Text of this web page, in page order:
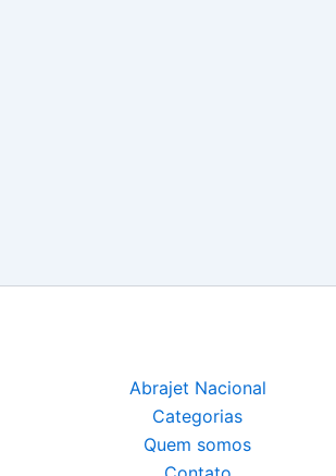
Abrajet Nacional
Categorias
Quem somos